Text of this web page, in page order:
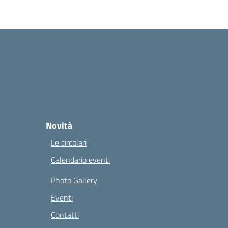
Novità
Le circolari
Calendario eventi
Photo Gallery
Eventi
Contatti